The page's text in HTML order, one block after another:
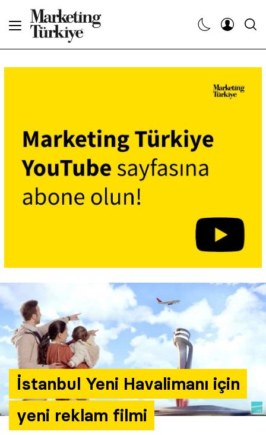
İstanbul Yeni Havalimanı için
yeni reklam filmi
Dergiler
Etkinlikler
Araştırma